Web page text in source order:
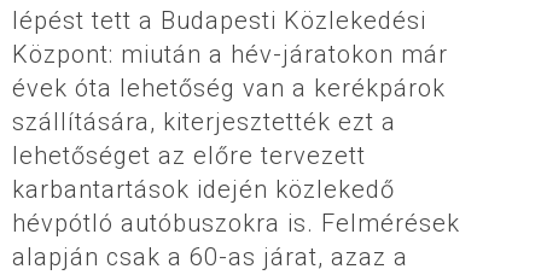
lépést tett a Budapesti Közlekedési
Központ: miután a hév-járatokon már
évek óta lehetőség van a kerékpárok
szállítására, kiterjesztették ezt a
lehetőséget az előre tervezett
karbantartások idején közlekedő
hévpótló autóbuszokra is. Felmérések
alapján csak a 60-as járat, azaz a